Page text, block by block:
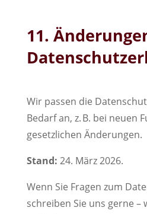
11.
Wir passen die
Bedarf an, z. B. bei neuen
gesetzlichen Änderungen.
Stand: 24. März 2026.
Wenn Sie Fragen zum
schreiben Sie uns gerne –